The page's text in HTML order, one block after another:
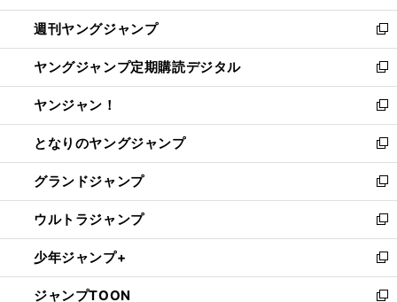
開
く
ウ
で
開
く
ン
ド
ウ
で
開
く
ウ
ィ
ン
ド
ウ
で
開
く
週刊ヤングジャンプ
新
し
い
ウ
ィ
ン
ド
ウ
で
開
く
ヤングジャンプ定期購読デジタル
新
し
い
ウ
ィ
ン
ド
ウ
で
開
く
ヤンジャン！
新
し
い
ウ
ィ
ン
ド
ウ
で
開
く
となりのヤングジャンプ
新
し
い
ウ
ィ
ン
ド
ウ
で
グランドジャンプ
新
し
い
ウ
ィ
ン
ド
ウルトラジャンプ
新
し
い
ウ
ィ
少年ジャンプ+
新
し
い
ジャンプTOON